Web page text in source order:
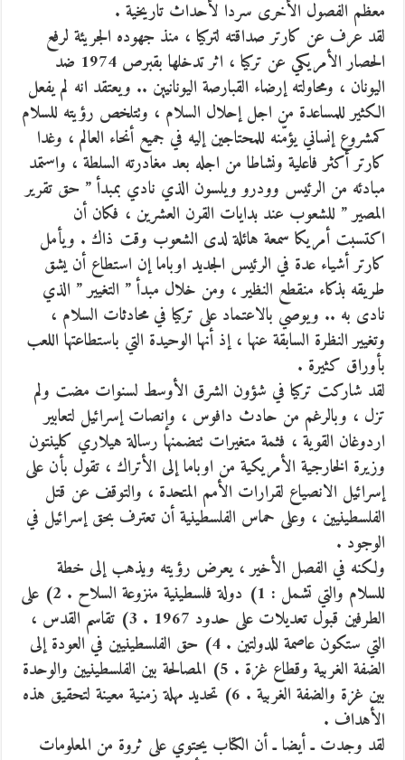
معظم الفصول الأخرى سردا لأحداث تاريخية .
لقد عرف عن كارتر صداقته لتركيا ، منذ جهوده الجريئة لرفع
الحصار الأمريكي عن تركيا ، اثر تدخلها بقبرص 1974 ضد
اليونان ، ومحاولته إرضاء القبارصة اليونانيين .. ويعتقد انه لم يفعل
الكثير للمساعدة من اجل إحلال السلام ، وتتلخص رؤيته للسلام
كمشروع إنساني يؤمّنه للمحتاجين إليه في جميع أنحاء العالم ، وغدا
كارتر أكثر فاعلية ونشاطا من اجله بعد مغادرته السلطة ، واستمد
مبادئه من الرئيس وودرو ويلسون الذي نادي بمبدأ ” حق تقرير
المصير ” للشعوب عند بدايات القرن العشرين ، فكان أن
اكتسبت أمريكا سمعة هائلة لدى الشعوب وقت ذاك . ويأمل
كارتر أشياء عدة في الرئيس الجديد اوباما إن استطاع أن يشق
طريقه بذكاء منقطع النظير ، ومن خلال مبدأ ” التغيير ” الذي
نادى به .. ويوصي بالاعتماد على تركيا في محادثات السلام ،
وتغيير النظرة السابقة عنها ، إذ أنها الوحيدة التي باستطاعتها اللعب
بأوراق كثيرة .
لقد شاركت تركيا في شؤون الشرق الأوسط لسنوات مضت ولم
تزل ، وبالرغم من حادث دافوس ، وإنصات إسرائيل لتعابير
اردوغان القوية ، فثمة متغيرات تتضمنها رسالة هيلاري كلينتون
وزيرة الخارجية الأمريكية من اوباما إلى الأتراك ، تقول بأن على
إسرائيل الانصياع لقرارات الأمم المتحدة ، والتوقف عن قتل
الفلسطينيين ، وعلى حماس الفلسطينية أن تعترف بحق إسرائيل في
الوجود .
ولكنه في الفصل الأخير ، يعرض رؤيته ويذهب إلى خطة
للسلام والتي تشمل : 1) دولة فلسطينية منزوعة السلاح . 2) على
الطرفين قبول تعديلات على حدود 1967 . 3) تقاسم القدس ،
التي ستكون عاصمة للدولتين . 4) حق الفلسطينيين في العودة إلى
الضفة الغربية وقطاع غزة . 5) المصالحة بين الفلسطينيين والوحدة
بين غزة والضفة الغربية . 6) تحديد مهلة زمنية معينة لتحقيق هذه
الأهداف .
لقد وجدت ـ أيضا ـ أن الكتاب يحتوي على ثروة من المعلومات